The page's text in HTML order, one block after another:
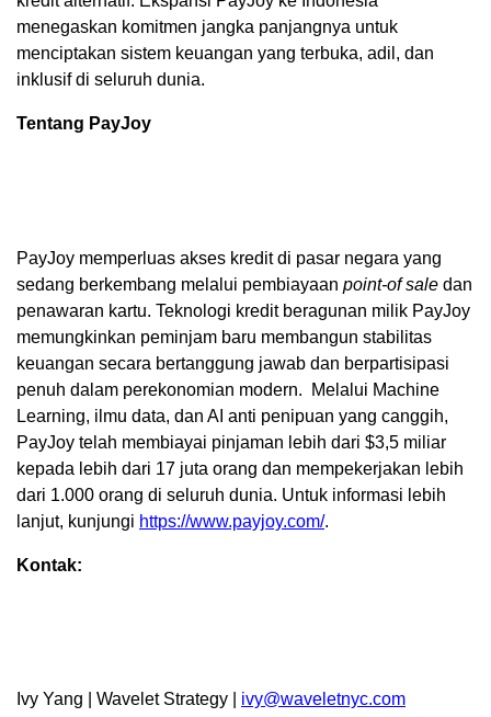
menegaskan komitmen jangka panjangnya untuk
menciptakan sistem keuangan yang terbuka, adil, dan
inklusif di seluruh dunia.
Tentang PayJoy
PayJoy memperluas akses kredit di pasar negara yang
sedang berkembang melalui pembiayaan point-of sale dan
penawaran kartu. Teknologi kredit beragunan milik PayJoy
memungkinkan peminjam baru membangun stabilitas
keuangan secara bertanggung jawab dan berpartisipasi
penuh dalam perekonomian modern. Melalui Machine
Learning, ilmu data, dan AI anti penipuan yang canggih,
PayJoy telah membiayai pinjaman lebih dari $3,5 miliar
kepada lebih dari 17 juta orang dan mempekerjakan lebih
dari 1.000 orang di seluruh dunia. Untuk informasi lebih
lanjut, kunjungi https://www.payjoy.com/.
Kontak:
Ivy Yang | Wavelet Strategy | ivy@waveletnyc.com